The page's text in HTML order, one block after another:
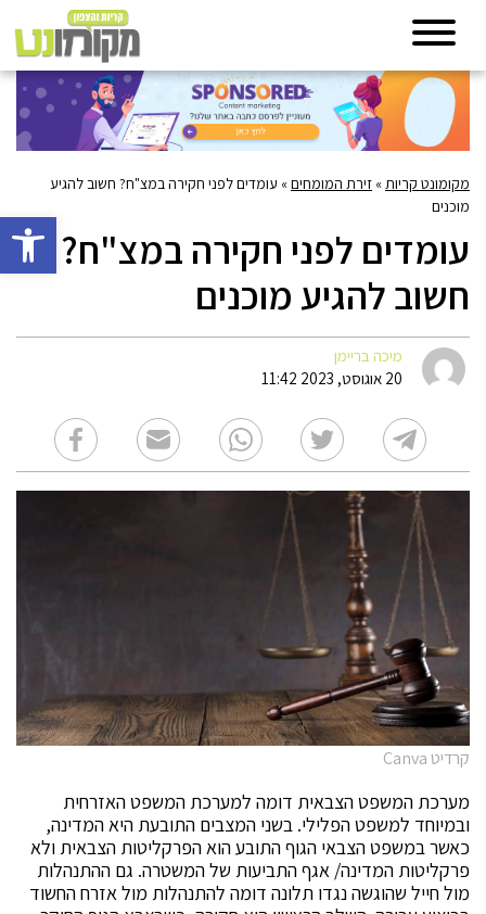
פתח
מקומונט קריות » זירת המומחים» עומדים לפני חקירה במצ"ח? חשוב להגיע
מוכנים
עומדים לפני חקירה במצ"ח?
חשוב להגיע מוכנים
מיכה בריימן
20 אוגוסט, 2023 11:42
קרדיט Canva
מערכת המשפט הצבאית דומה למערכת המשפט האזרחית
ובמיוחד למשפט הפלילי. בשני המצבים התובעת היא המדינה,
כאשר במשפט הצבאי הגוף התובע הוא הפרקליטות הצבאית ולא
פרקליטות המדינה/ אגף התביעות של המשטרה. גם ההתנהלות
מול חייל שהוגשה נגדו תלונה דומה להתנהלות מול אזרח החשוד